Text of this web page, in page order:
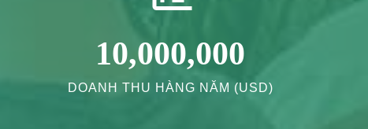
10,000,000
DOANH THU HÀNG NĂM (USD)